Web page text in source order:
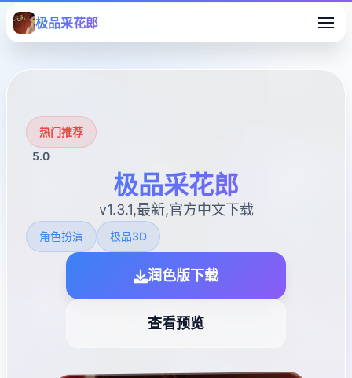
极品采花郎
热门推荐
5.0
极品采花郎
v1.3.1,最新,官方中文下载
角色扮演 极品3D
润色版下载
查看预览